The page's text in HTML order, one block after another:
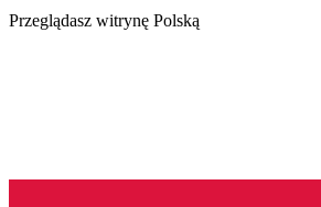
Przeglądasz witrynę Polską